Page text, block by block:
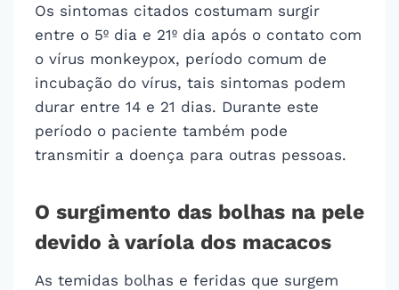
Os sintomas citados costumam surgir
entre o 5º dia e 21º dia após o contato com
o vírus monkeypox, período comum de
incubação do vírus, tais sintomas podem
durar entre 14 e 21 dias. Durante este
período o paciente também pode
transmitir a doença para outras pessoas.
O surgimento das bolhas na pele
devido à varíola dos macacos
As temidas bolhas e feridas que surgem